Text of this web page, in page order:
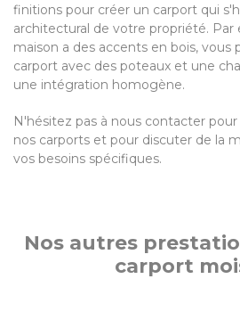
finitions pour créer un carport qui
architectural de votre propriété. Par
maison a des accents en bois, vous
carport avec des poteaux et une
une intégration homogène.
N'hésitez pas à nous contacter
nos carports et pour discuter de la
vos besoins spécifiques.
Nos autres
carport